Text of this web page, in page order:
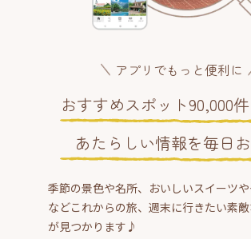
アプリでもっと便利に
おすすめスポット90,000
あたらしい情報を毎日
季節の景色や名所、おいしいスイーツ
などこれからの旅、週末に行きたい素
が見つかります♪